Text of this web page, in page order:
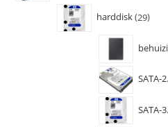
harddisk 29
SATA-
SATA-